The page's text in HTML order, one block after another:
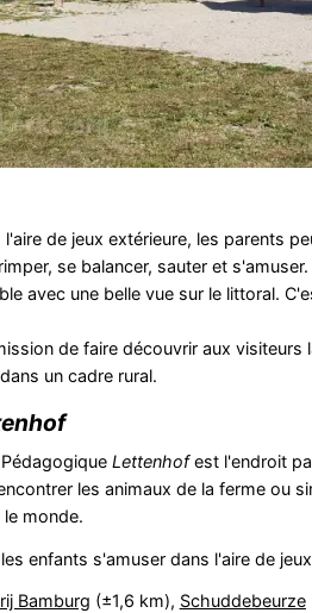
de jeux extérieure, les parents
se balancer, sauter et s'amuser.
avec une belle vue sur le littoral.
de faire découvrir aux visiteurs
un cadre rural.
Lettenhofest l'endroit
les animaux de la ferme ou
monde.
enfants s'amuser dans l'aire de
Bamburg (±1,6 km), Schuddebeurze